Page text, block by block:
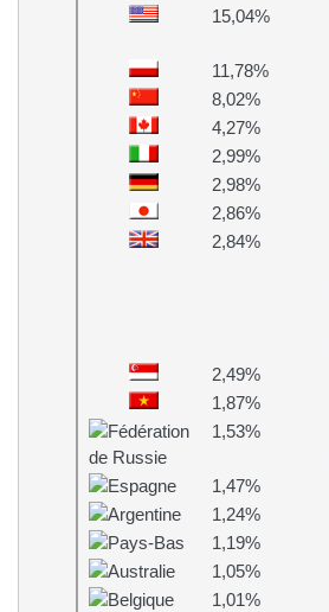
15,04%
11,78%
8,02%
4,27%
2,99%
2,98%
2,86%
2,84%
2,49%
1,87%
1,53%
1,47%
1,24%
1,19%
1,05%
1,01%